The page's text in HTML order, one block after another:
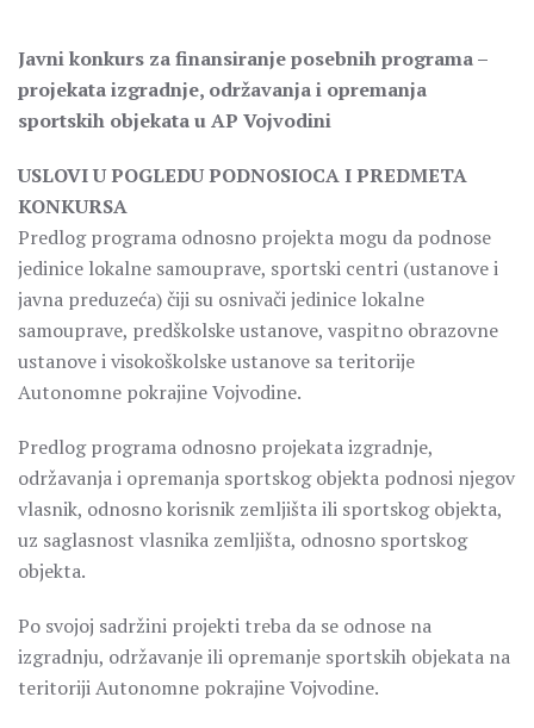
Javni konkurs za finansiranje posebnih programa –
projekata izgradnje, održavanja i opremanja
sportskih objekata u AP Vojvodini
USLOVI U POGLEDU PODNOSIOCA I PREDMETA
KONKURSA
Predlog programa odnosno projekta mogu da podnose
jedinice lokalne samouprave, sportski centri (ustanove i
javna preduzeća) čiji su osnivači jedinice lokalne
samouprave, predškolske ustanove, vaspitno obrazovne
ustanove i visokoškolske ustanove sa teritorije
Autonomne pokrajine Vojvodine.
Predlog programa odnosno projekata izgradnje,
održavanja i opremanja sportskog objekta podnosi njegov
vlasnik, odnosno korisnik zemljišta ili sportskog objekta,
uz saglasnost vlasnika zemljišta, odnosno sportskog
objekta.
Po svojoj sadržini projekti treba da se odnose na
izgradnju, održavanje ili opremanje sportskih objekata na
teritoriji Autonomne pokrajine Vojvodine.